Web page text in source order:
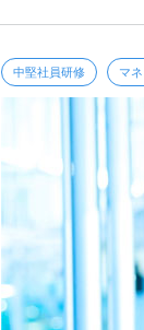
中堅社員研修 マ